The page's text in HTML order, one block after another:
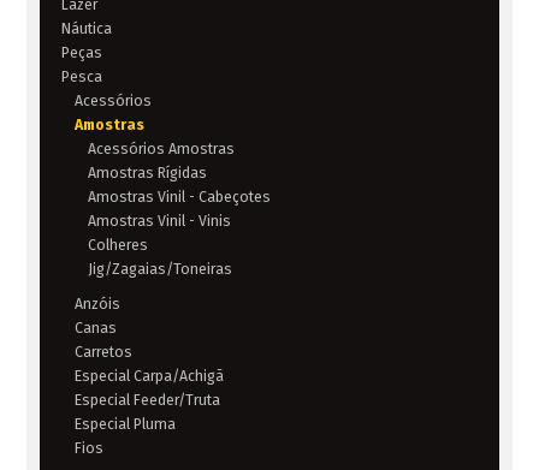
Lazer
Náutica
Peças
Pesca
Acessórios
Amostras
Acessórios Amostras
Amostras Rígidas
Amostras Vinil - Cabeçotes
Amostras Vinil - Vinis
Colheres
Jig/Zagaias/Toneiras
Anzóis
Canas
Carretos
Especial Carpa/Achigã
Especial Feeder/Truta
Especial Pluma
Fios